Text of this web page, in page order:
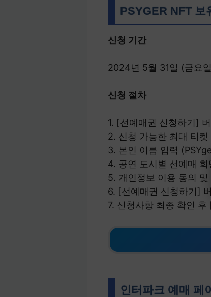
PSYGER NFT 보
신청 기간
2024년 5월 31일 (금요
신청 절차
1. [선예매권 신청하기]
2. 신청 가능한 최대 티켓
3. 본인 이름 입력
4. 공연 도시별 선예매 희
5. 개인정보 이용 동의 및
6. [선예매권 신청하기] 버
7. 신청사항 최종 확인
인터파크 예매 페